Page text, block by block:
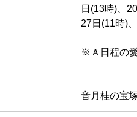
日(13時)、
27日(11時)
※Ａ日程の
音月桂の宝